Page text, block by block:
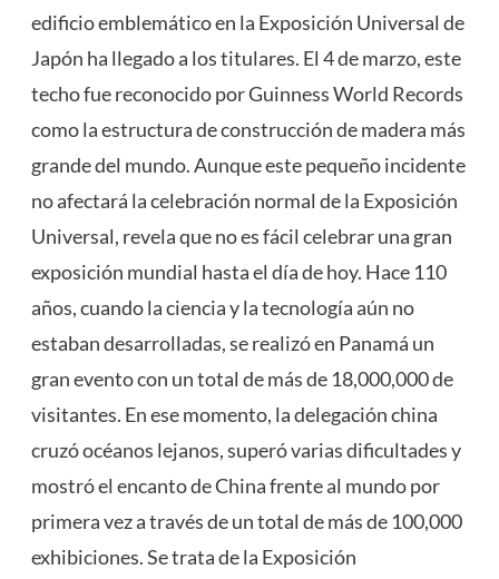
edificio emblemático en la Exposición Universal de
Japón ha llegado a los titulares. El 4 de marzo, este
techo fue reconocido por Guinness World Records
como la estructura de construcción de madera más
grande del mundo. Aunque este pequeño incidente
no afectará la celebración normal de la Exposición
Universal, revela que no es fácil celebrar una gran
exposición mundial hasta el día de hoy. Hace 110
años, cuando la ciencia y la tecnología aún no
estaban desarrolladas, se realizó en Panamá un
gran evento con un total de más de 18,000,000 de
visitantes. En ese momento, la delegación china
cruzó océanos lejanos, superó varias dificultades y
mostró el encanto de China frente al mundo por
primera vez a través de un total de más de 100,000
exhibiciones. Se trata de la Exposición